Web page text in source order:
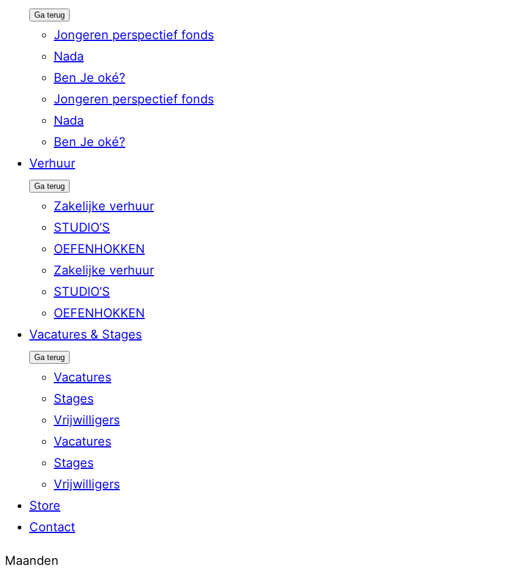
Ga terug
Jongeren perspectief fonds
Nada
Ben Je oké?
Jongeren perspectief fonds
Nada
Ben Je oké?
Verhuur
Ga terug
Zakelijke verhuur
STUDIO’S
OEFENHOKKEN
Zakelijke verhuur
STUDIO’S
OEFENHOKKEN
Vacatures & Stages
Ga terug
Vacatures
Stages
Vrijwilligers
Vacatures
Stages
Vrijwilligers
Store
Contact
Maanden